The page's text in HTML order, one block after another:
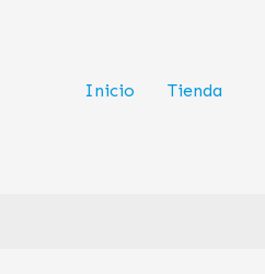
Inicio Tienda